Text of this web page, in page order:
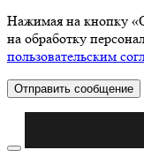
Нажимая на кнопку
на обработку
пользовательским
Отправить сообщение